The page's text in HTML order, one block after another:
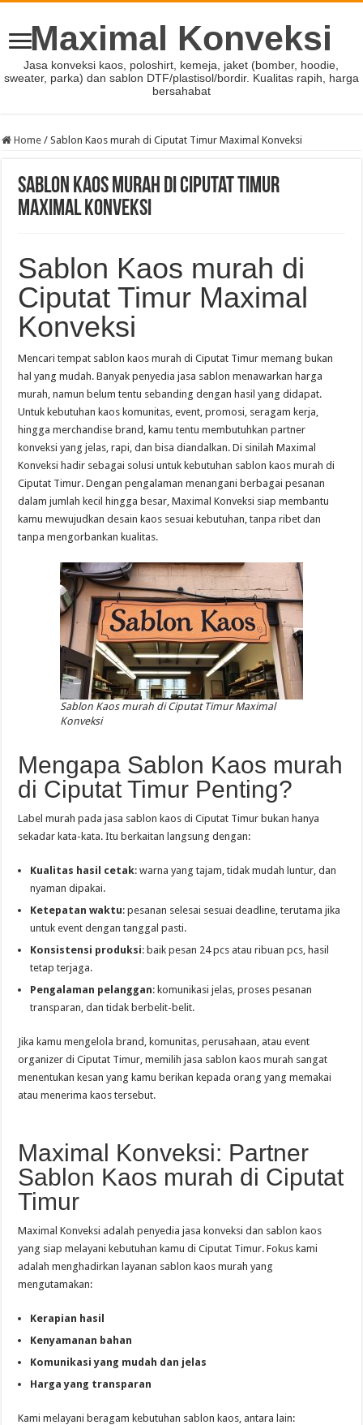
Maximal Konveksi
Jasa konveksi kaos, poloshirt, kemeja, jaket (bomber, hoodie,
sweater, parka) dan sablon DTF/plastisol/bordir. Kualitas rapih, harga
bersahabat
Home / Sablon Kaos murah di Ciputat Timur Maximal Konveksi
Sablon Kaos murah di Ciputat Timur
Maximal Konveksi
Sablon Kaos murah di
Ciputat Timur Maximal
Konveksi
Mencari tempat sablon kaos murah di Ciputat Timur memang bukan
hal yang mudah. Banyak penyedia jasa sablon menawarkan harga
murah, namun belum tentu sebanding dengan hasil yang didapat.
Untuk kebutuhan kaos komunitas, event, promosi, seragam kerja,
hingga merchandise brand, kamu tentu membutuhkan partner
konveksi yang jelas, rapi, dan bisa diandalkan. Di sinilah Maximal
Konveksi hadir sebagai solusi untuk kebutuhan sablon kaos murah di
Ciputat Timur. Dengan pengalaman menangani berbagai pesanan
dalam jumlah kecil hingga besar, Maximal Konveksi siap membantu
kamu mewujudkan desain kaos sesuai kebutuhan, tanpa ribet dan
tanpa mengorbankan kualitas.
Sablon Kaos murah di Ciputat Timur Maximal
Konveksi
Mengapa Sablon Kaos murah
di Ciputat Timur Penting?
Label murah pada jasa sablon kaos di Ciputat Timur bukan hanya
sekadar kata-kata. Itu berkaitan langsung dengan:
Kualitas hasil cetak: warna yang tajam, tidak mudah luntur, dan
nyaman dipakai.
Ketepatan waktu: pesanan selesai sesuai deadline, terutama jika
untuk event dengan tanggal pasti.
Konsistensi produksi: baik pesan 24 pcs atau ribuan pcs, hasil
tetap terjaga.
Pengalaman pelanggan: komunikasi jelas, proses pesanan
transparan, dan tidak berbelit-belit.
Jika kamu mengelola brand, komunitas, perusahaan, atau event
organizer di Ciputat Timur, memilih jasa sablon kaos murah sangat
menentukan kesan yang kamu berikan kepada orang yang memakai
atau menerima kaos tersebut.
Maximal Konveksi: Partner
Sablon Kaos murah di Ciputat
Timur
Maximal Konveksi adalah penyedia jasa konveksi dan sablon kaos
yang siap melayani kebutuhan kamu di Ciputat Timur. Fokus kami
adalah menghadirkan layanan sablon kaos murah yang
mengutamakan:
Kerapian hasil
Kenyamanan bahan
Komunikasi yang mudah dan jelas
Harga yang transparan
Kami melayani beragam kebutuhan sablon kaos, antara lain: